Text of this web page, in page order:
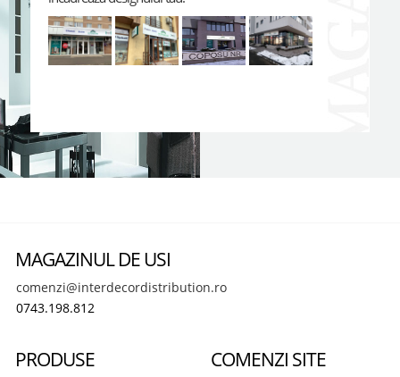
MAGAZINUL DE USI
comenzi@interdecordistribution.ro
0743.198.812
PRODUSE COMENZI SITE